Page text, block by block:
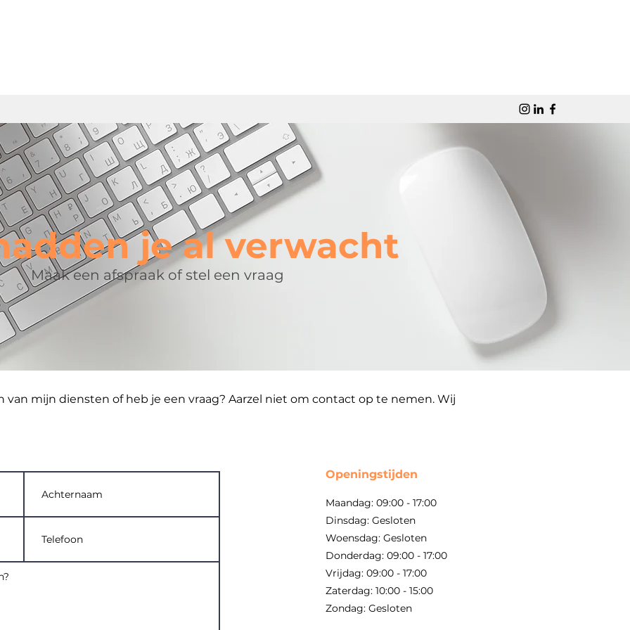
je al verwacht
Maak een afspraak of stel een vraag
van mijn diensten of heb je een vraag? Aarzel niet om contact op te nemen. Wij
Openingstijden
Maandag: 09:00 - 17:00
Dinsdag: Gesloten
Woensdag: Gesloten
Donderdag: 09:00 - 17:00
Vrijdag: 09:00 - 17:00
Zaterdag: 10:00 - 15:00
Zondag: Gesloten